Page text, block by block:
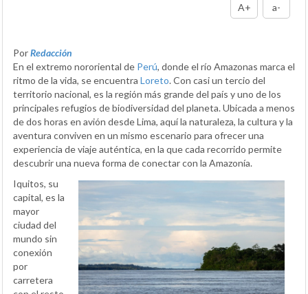
A+ a-
PorRedacción
En el extremo nororiental de Perú, donde el río Amazonas marca el
ritmo de la vida, se encuentra Loreto. Con casi un tercio del
territorio nacional, es la región más grande del país y uno de los
principales refugios de biodiversidad del planeta. Ubicada a menos
de dos horas en avión desde Lima, aquí la naturaleza, la cultura y la
aventura conviven en un mismo escenario para ofrecer una
experiencia de viaje auténtica, en la que cada recorrido permite
descubrir una nueva forma de conectar con la Amazonía.
Iquitos, su
capital, es la
mayor
ciudad del
mundo sin
conexión
por
carretera